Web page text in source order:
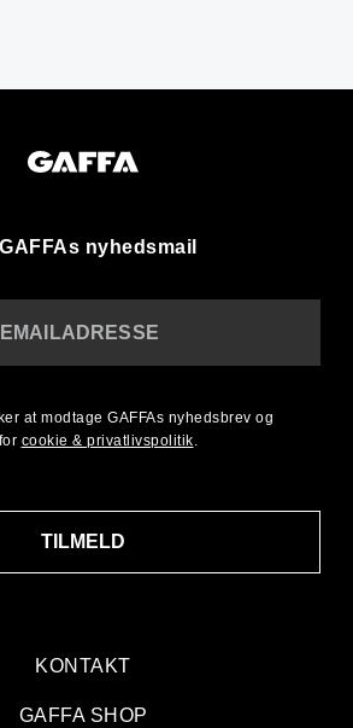
nyhedsmail
KONTAKT
GAFFA SHOP
EMAILADRESSE
TILMELD
at modtage GAFFAs nyhedsbrev og
cookie & privatlivspolitik.